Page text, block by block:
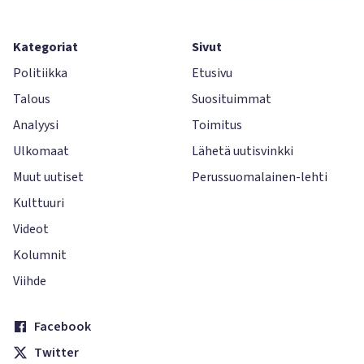
Kategoriat
Politiikka
Talous
Analyysi
Ulkomaat
Muut uutiset
Kulttuuri
Videot
Kolumnit
Viihde
Sivut
Etusivu
Suosituimmat
Toimitus
Lähetä uutisvinkki
Perussuomalainen-lehti
Facebook
Twitter